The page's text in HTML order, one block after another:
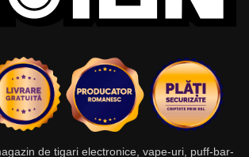
de tigari electronice, vape-uri, puff-bar-